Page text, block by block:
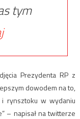
tym
Prezydenta RP z
dowodem na to,
rynsztoku w wydaniu
– napisał na twitterze